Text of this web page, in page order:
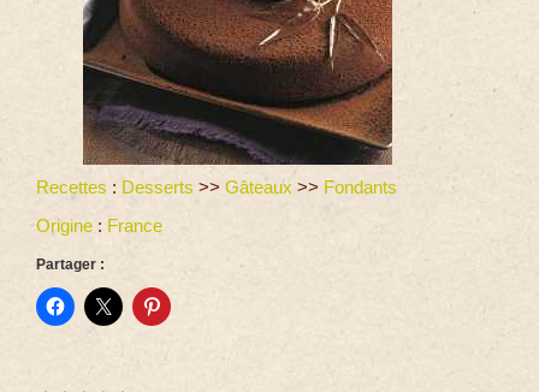
Recettes : Desserts >> Gâteaux >> Fondants
Origine : France
Partager :